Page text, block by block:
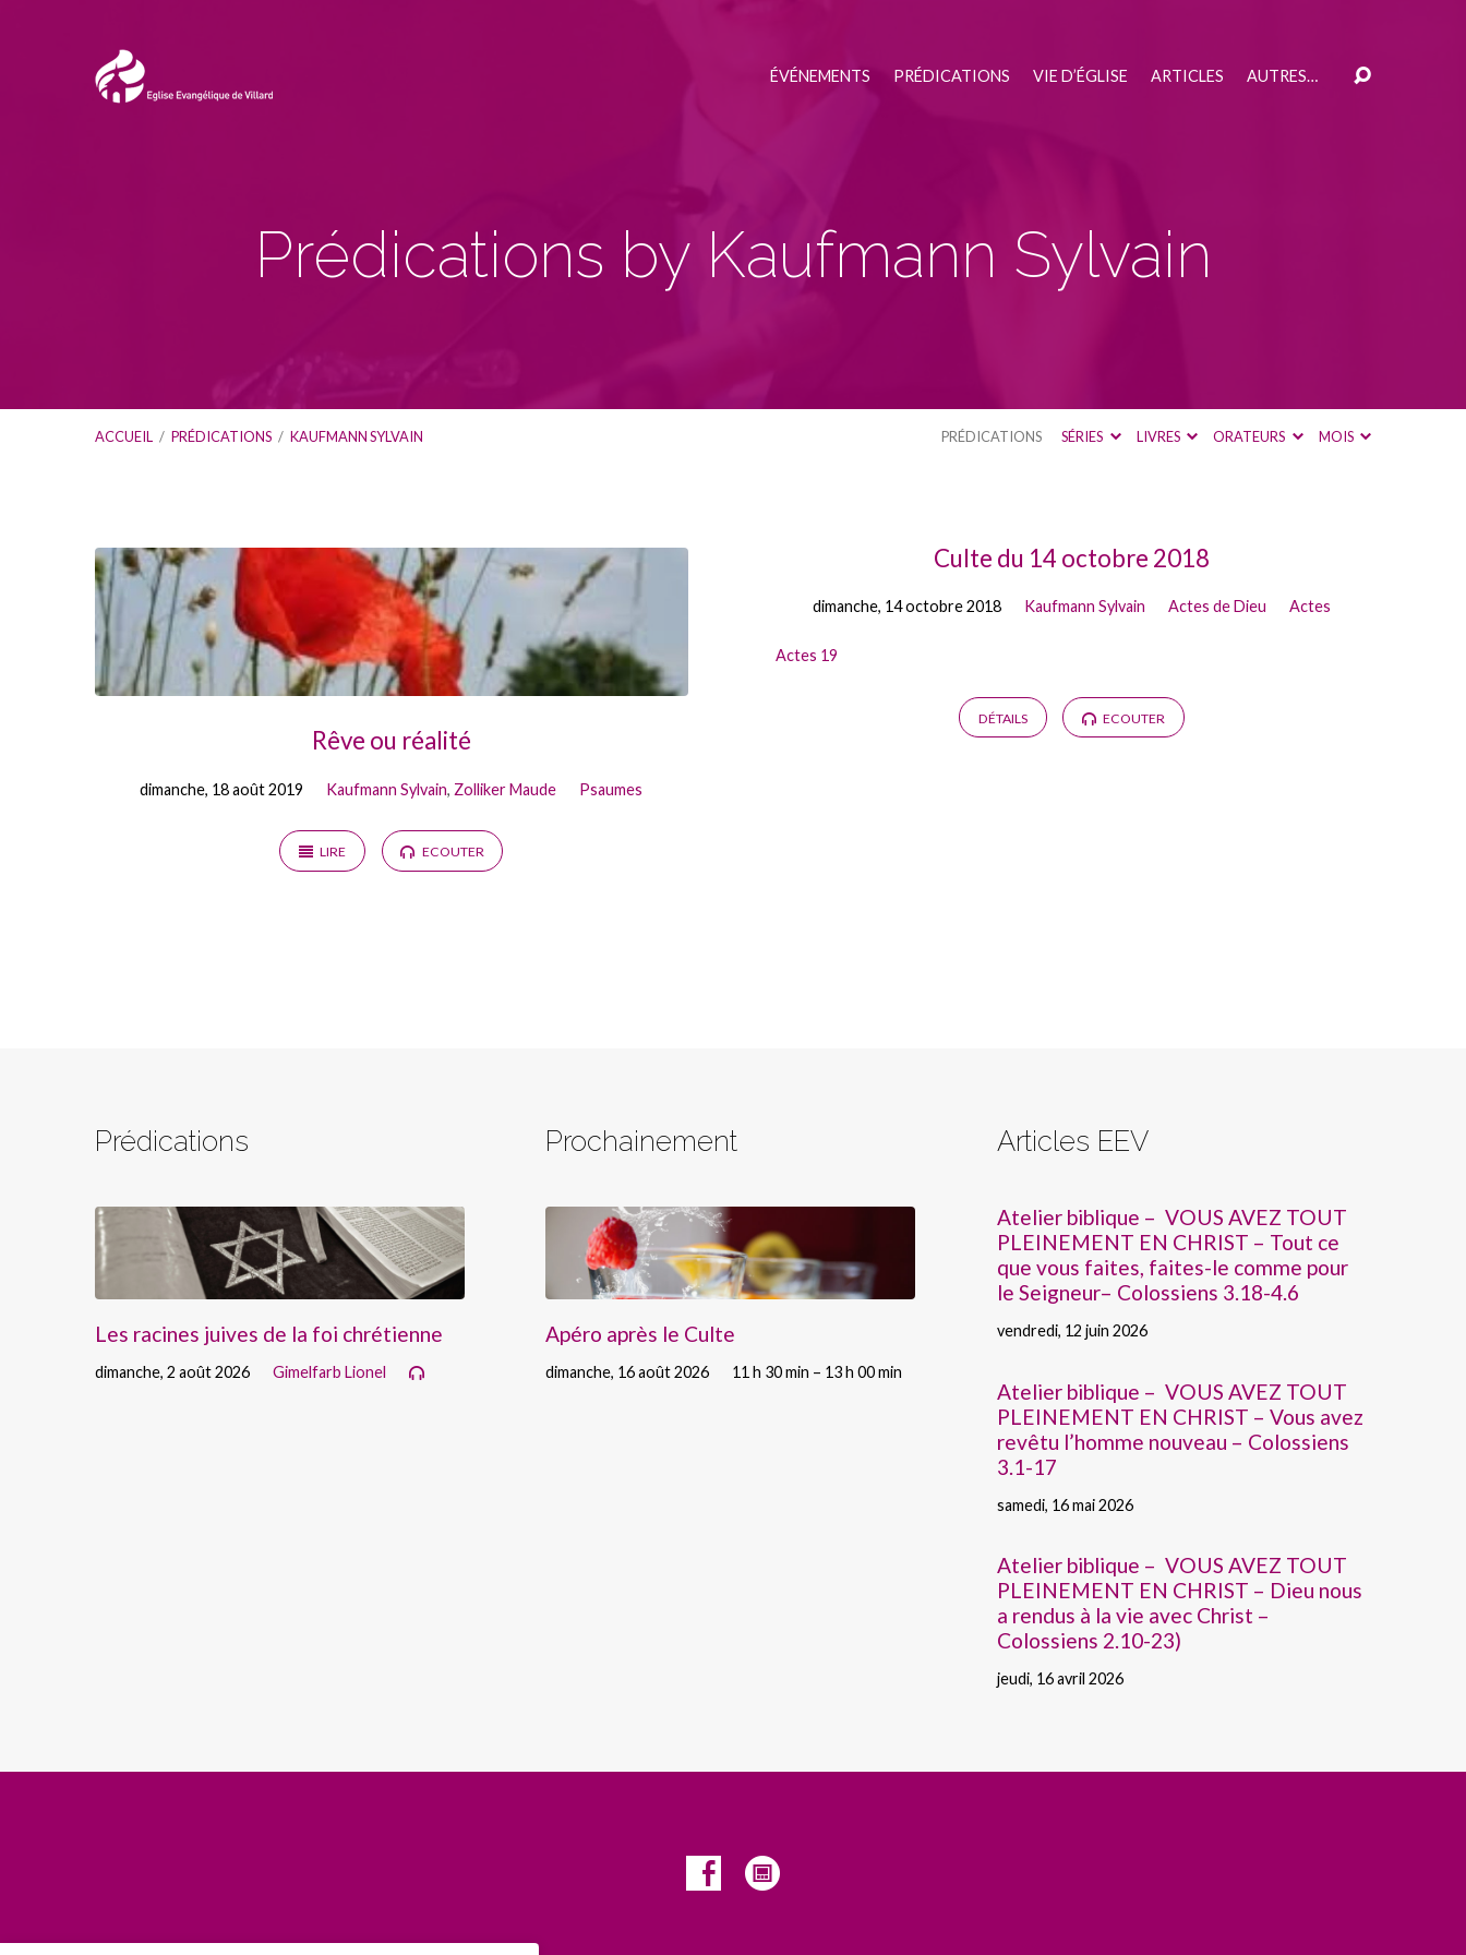
ÉVÉNEMENTS PRÉDICATIONS VIE D’ÉGLISE ARTICLES AUTRES…
Prédications by Kaufmann Sylvain
ACCUEIL / PRÉDICATIONS / KAUFMANN SYLVAIN PRÉDICATIONS SÉRIES LIVRES ORATEURS MOIS
Prédications
by
Kaufmann
Rêve ou réalité
dimanche, 18 août 2019 Kaufmann Sylvain, Zolliker Maude Psaumes
LIRE ECOUTER
Culte du 14 octobre 2018
dimanche, 14 octobre 2018 Kaufmann Sylvain Actes de Dieu Actes
Actes 19
DÉTAILS ECOUTER
Prédications
Les racines juives de la foi chrétienne
dimanche, 2 août 2026 Gimelfarb Lionel
Prochainement
Apéro après le Culte
dimanche, 16 août 2026 11 h 30 min – 13 h 00 min
Articles EEV
Atelier biblique – VOUS AVEZ TOUT
PLEINEMENT EN CHRIST – Tout ce
que vous faites, faites-le comme pour
le Seigneur– Colossiens 3.18-4.6
vendredi, 12 juin 2026
Atelier biblique – VOUS AVEZ TOUT
PLEINEMENT EN CHRIST – Vous avez
revêtu l’homme nouveau – Colossiens
3.1-17
samedi, 16 mai 2026
Atelier biblique – VOUS AVEZ TOUT
PLEINEMENT EN CHRIST – Dieu nous
a rendus à la vie avec Christ –
Colossiens 2.10-23)
jeudi, 16 avril 2026